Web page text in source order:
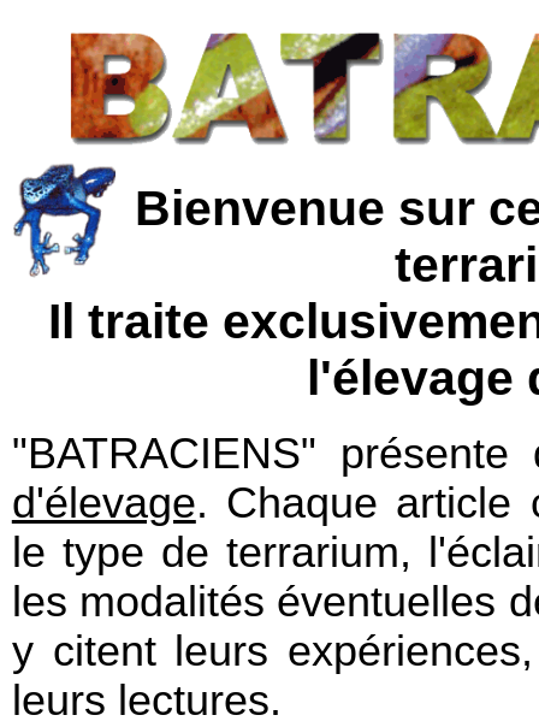
Bienvenue sur
Il traite
l'élevage
"BATRACIENS"
d'élevage. Chaque article
le type de terrarium,
les modalités éventuelles
y citent leurs
leurs lectures.